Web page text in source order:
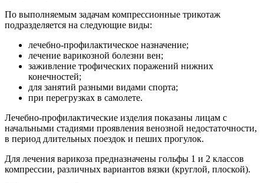
По выполняемым задачам компрессионные трикотаж
подразделяется на следующие виды:
лечебно-профилактическое назначение;
лечение варикозной болезни вен;
заживление трофических поражений нижних
конечностей;
для занятий разными видами спорта;
при перегрузках в самолете.
Лечебно-профилактические изделия показаны лицам с
начальными стадиями проявления венозной недостаточности,
в период длительных поездок и пеших прогулок.
Для лечения варикоза предназначены гольфы 1 и 2 классов
компрессии, различных вариантов вязки (круглой, плоской).